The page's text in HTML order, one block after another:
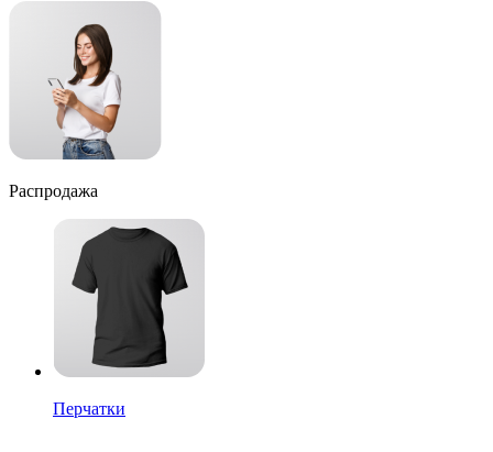
Распродажа
Перчатки